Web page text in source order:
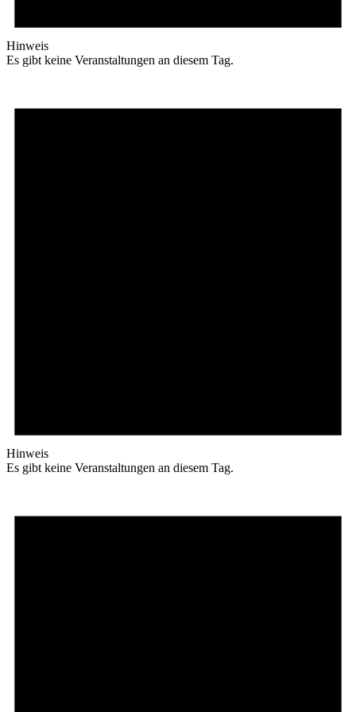
Hinweis
Es gibt keine Veranstaltungen an diesem Tag.
Hinweis
Es gibt keine Veranstaltungen an diesem Tag.